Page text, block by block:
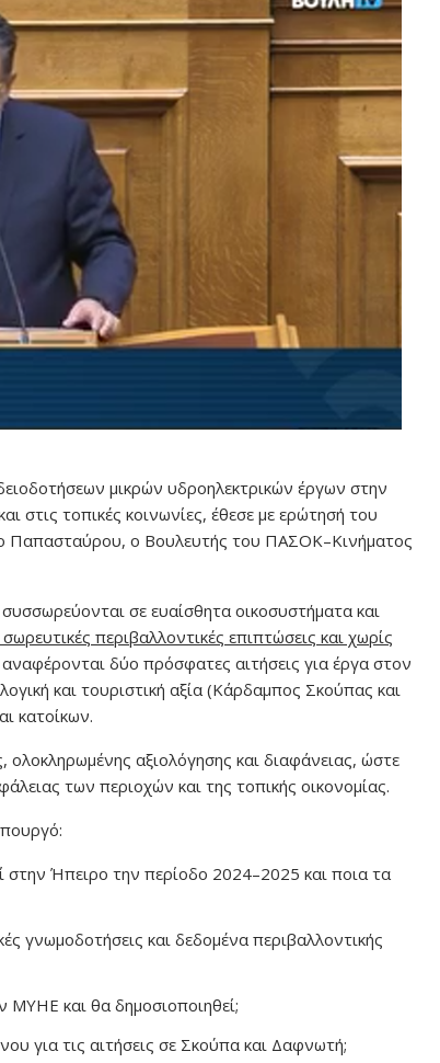
μικρών υδροηλεκτρικών έργων στην
στις τοπικές κοινωνίες, έθεσε με ερώτησή του
Παπασταύρου, ο Βουλευτής του ΠΑΣΟΚ–Κινήματος
σε ευαίσθητα οικοσυστήματα και
περιβαλλοντικές επιπτώσεις και χωρίς
αναφέρονται δύο πρόσφατες αιτήσεις για έργα στον
και τουριστική αξία (Κάρδαμπος Σκούπας και
κατοίκων.
ολοκληρωμένης αξιολόγησης και διαφάνειας, ώστε
των περιοχών και της τοπικής οικονομίας.
στην Ήπειρο την περίοδο 2024–2025 και ποια τα
γνωμοδοτήσεις και δεδομένα περιβαλλοντικής
ΜΥΗΕ και θα δημοσιοποιηθεί;
για τις αιτήσεις σε Σκούπα και Δαφνωτή;